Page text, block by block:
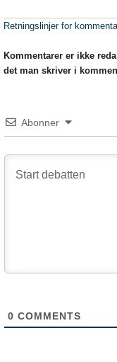
Retningslinjer for
Kommentarer er ikke
det man skriver i
Abonner
0 COMMENTS